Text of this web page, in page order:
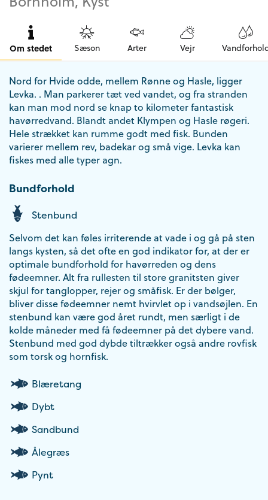
Om stedet Sæson Arter Vejr
Nord for Hvide odde, mellem Rønne og Hasle, ligger
Levka. . Man parkerer tæt ved vandet, og fra stranden
kan man mod nord se knap to kilometer fantastisk
havørredvand. Blandt andet Klympen og Hasle røgeri.
Hele strækket kan rumme godt med fisk. Bunden
varierer mellem rev, badekar og små vige. Levka kan
fiskes med alle typer agn.
Bundforhold
Stenbund
Selvom det kan føles irriterende at vade i og gå på sten
langs kysten, så det ofte en god indikator for, at der er
optimale bundforhold for havørreden og dens
fødeemner. Alt fra rullesten til store granitsten giver
skjul for tanglopper, rejer og småfisk. Er der bølger,
bliver disse fødeemner nemt hvirvlet op i vandsøjlen. En
stenbund kan være god året rundt, men særligt i de
kolde måneder med få fødeemner på det dybere vand.
Stenbund med god dybde tiltrækker også andre rovfisk
som torsk og hornfisk.
Blæretang
Dybt
Sandbund
Ålegræs
Pynt